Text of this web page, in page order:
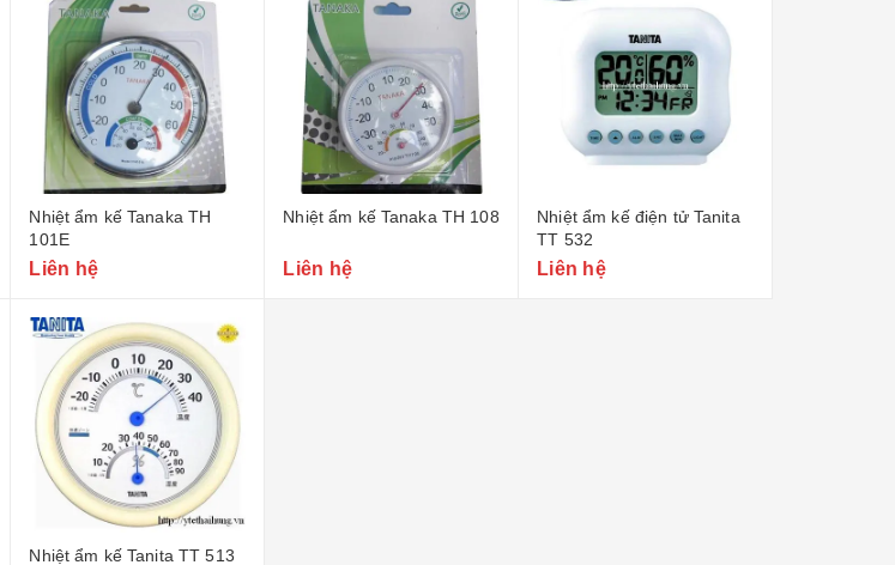
Nhiệt ẩm kế Tanaka TH
101E
Liên hệ
Nhiệt ẩm kế Tanaka TH 108
Liên hệ
Nhiệt ẩm kế điện tử Tanita
TT 532
Liên hệ
Nhiệt ẩm kế Tanita TT 513